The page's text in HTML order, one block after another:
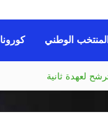
المنتخب الوطني كورونا
لعهدة ثانية